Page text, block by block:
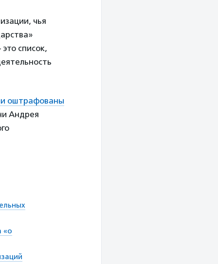
чья
список,
оштрафованы
Андрея
«о